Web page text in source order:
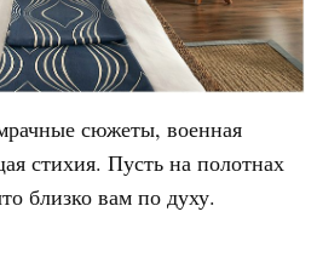
сюжеты, военная
стихия. Пусть на полотнах
близко вам по духу.